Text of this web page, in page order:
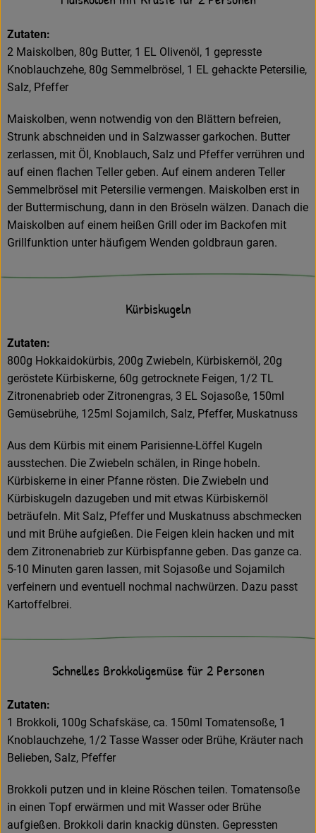
Zutaten:
2 Maiskolben, 80g Butter, 1 EL Olivenöl, 1 gepresste
Knoblauchzehe, 80g Semmelbrösel, 1 EL gehackte Petersilie,
Salz, Pfeffer
Maiskolben, wenn notwendig von den Blättern befreien,
Strunk abschneiden und in Salzwasser garkochen. Butter
zerlassen, mit Öl, Knoblauch, Salz und Pfeffer verrühren und
auf einen flachen Teller geben. Auf einem anderen Teller
Semmelbrösel mit Petersilie vermengen. Maiskolben erst in
der Buttermischung, dann in den Bröseln wälzen. Danach die
Maiskolben auf einem heißen Grill oder im Backofen mit
Grillfunktion unter häufigem Wenden goldbraun garen.
Kürbiskugeln
Zutaten:
800g Hokkaidokürbis, 200g Zwiebeln, Kürbiskernöl, 20g
geröstete Kürbiskerne, 60g getrocknete Feigen, 1/2 TL
Zitronenabrieb oder Zitronengras, 3 EL Sojasoße, 150ml
Gemüsebrühe, 125ml Sojamilch, Salz, Pfeffer, Muskatnuss
Aus dem Kürbis mit einem Parisienne-Löffel Kugeln
ausstechen. Die Zwiebeln schälen, in Ringe hobeln.
Kürbiskerne in einer Pfanne rösten. Die Zwiebeln und
Kürbiskugeln dazugeben und mit etwas Kürbiskernöl
beträufeln. Mit Salz, Pfeffer und Muskatnuss abschmecken
und mit Brühe aufgießen. Die Feigen klein hacken und mit
dem Zitronenabrieb zur Kürbispfanne geben. Das ganze ca.
5-10 Minuten garen lassen, mit Sojasoße und Sojamilch
verfeinern und eventuell nochmal nachwürzen. Dazu passt
Kartoffelbrei.
Schnelles Brokkoligemüse für 2 Personen
Zutaten:
1 Brokkoli, 100g Schafskäse, ca. 150ml Tomatensoße, 1
Knoblauchzehe, 1/2 Tasse Wasser oder Brühe, Kräuter nach
Belieben, Salz, Pfeffer
Brokkoli putzen und in kleine Röschen teilen. Tomatensoße
in einen Topf erwärmen und mit Wasser oder Brühe
aufgießen. Brokkoli darin knackig dünsten. Gepressten